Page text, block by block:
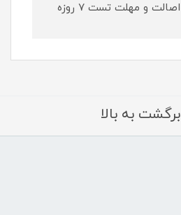
ضمانت مادام العمر اصالت و مهلت تست ۷ روزه
برگشت به بالا